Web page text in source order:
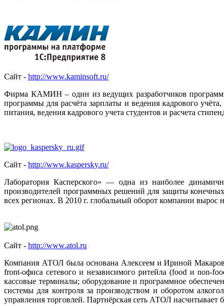
Сайт - http://www.kaminsoft.ru/
Фирма КАМИН – один из ведущих разработчиков
программы для расчёта зарплаты и ведения кадрового
питания, ведения кадрового учета студентов и расчета
Сайт - http://www.kaspersky.ru/
Лаборатория Касперского» — одна из наиболее
производителей программных решений для защиты
всех регионах. В 2010 г. глобальный оборот компании
Сайт - http://www.atol.ru
Компания АТОЛ была основана Алексеем и Ириной
front-офиса сетевого и независимого ритейла (food и non-
кассовые терминалы; оборудование и программное
системы для контроля за производством и оборотом
управления торговлей. Партнёрская сеть АТОЛ насчитывает